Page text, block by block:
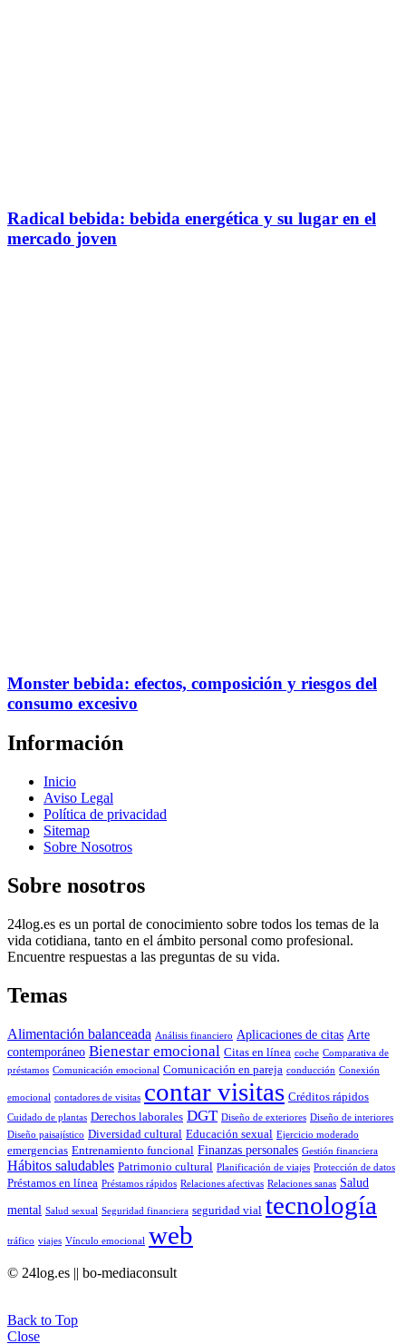
Radical bebida: bebida energética y su lugar en el
mercado joven
Monster bebida: efectos, composición y riesgos del
consumo excesivo
Información
Inicio
Aviso Legal
Política de privacidad
Sitemap
Sobre Nosotros
Sobre nosotros
24log.es es un portal de conocimiento sobre todos los temas de la
vida cotidiana, tanto en el ámbito personal como profesional.
Encuentre respuestas a las preguntas de su vida.
Temas
Alimentación balanceada Análisis financiero Aplicaciones de citas Arte
contemporáneo Bienestar emocional Citas en línea coche Comparativa de
préstamos Comunicación emocional Comunicación en pareja conducción Conexión
emocional contadores de visitas contar visitas Créditos rápidos
Cuidado de plantas Derechos laborales DGT Diseño de exteriores Diseño de interiores
Diseño paisajístico Diversidad cultural Educación sexual Ejercicio moderado
emergencias Entrenamiento funcional Finanzas personales Gestión financiera
Hábitos saludables Patrimonio cultural Planificación de viajes Protección de datos
Préstamos en línea Préstamos rápidos Relaciones afectivas Relaciones sanas Salud
mental Salud sexual Seguridad financiera seguridad vial tecnología
tráfico viajes Vínculo emocional web
© 24log.es || bo-mediaconsult
Back to Top
Close